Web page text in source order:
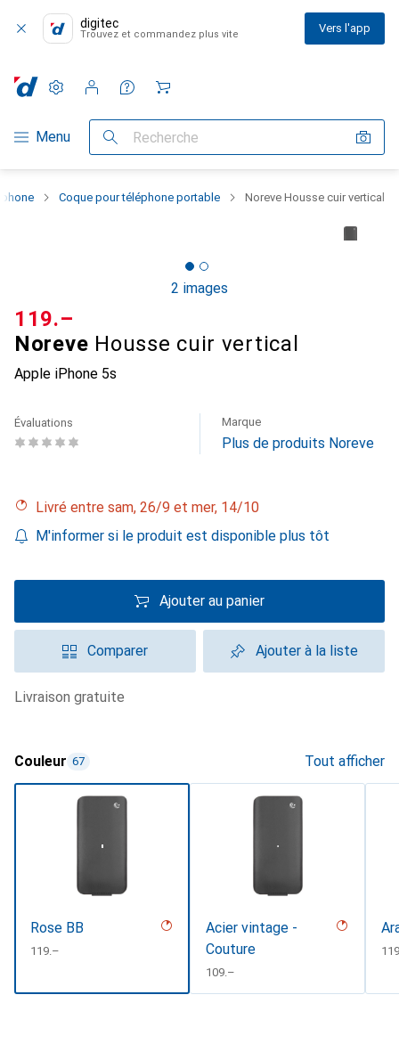
digitec
Trouvez et commandez plus vite Vers l'app
Navigation par catégorie
Menu Recherche
Paramètres
Compte client
Listes de comparaison
Listes d'envies
Panier
Coque pour téléphone portable Noreve Housse cuir vertical
2 images
Noreve Housse cuir vertical
Apple iPhone 5s
CHF
119.–
Évaluations Marque
Plus de produits Noreve
Livré entre sam, 26/9 et mer, 14/10
M'informer si le produit est disponible plus tôt
Ajouter au panier
Comparer Ajouter à la liste
livraison gratuite
Couleur 67 Tout afficher
Rose BB
CHF
119.–
Acier vintage -
Couture
CHF
109.–